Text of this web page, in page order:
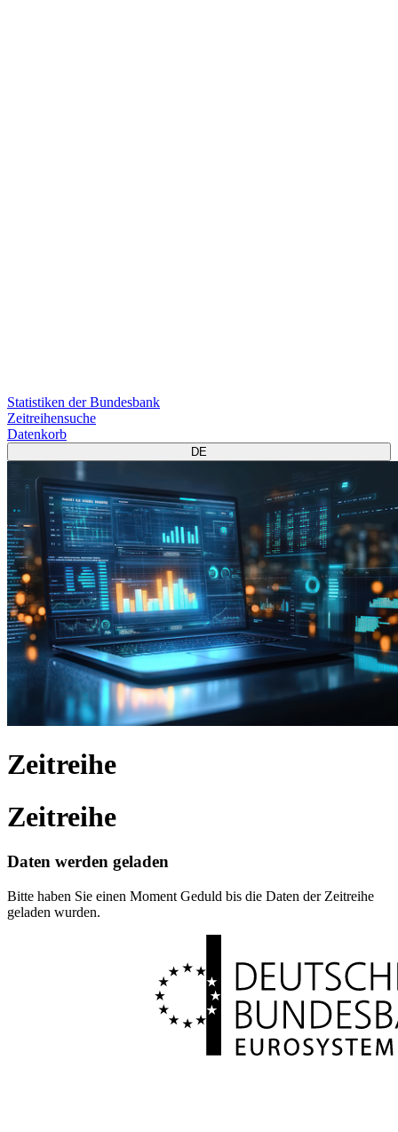
Statistiken der Bundesbank
Zeitreihensuche
Datenkorb
DE
Zeitreihe
Zeitreihe
Daten werden geladen
Bitte haben Sie einen Moment Geduld bis die Daten der Zeitreihe
geladen wurden.